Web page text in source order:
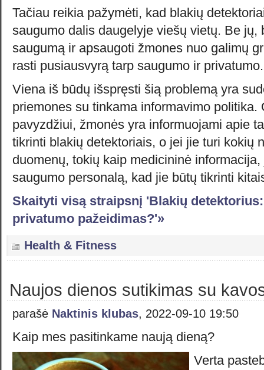
Tačiau reikia pažymėti, kad blakių
saugumo dalis daugelyje viešų vietų. Be jų,
saugumą ir apsaugoti žmones nuo galimų
rasti pusiausvyrą tarp saugumo ir privatumo.
Viena iš būdų išspręsti šią problemą yra
priemones su tinkama informavimo politika.
pavyzdžiui, žmonės yra informuojami apie
tikrinti blakių detektoriais, o jei jie turi kokių
duomenų, tokių kaip medicininė
saugumo personalą, kad jie būtų tikrinti
Skaityti visą straipsnį 'Blakių
privatumo pažeidimas?'»
Health & Fitness
Naujos dienos sutikimas su
parašė Naktinis klubas, 2022-09-10 19:50
Kaip mes pasitinkame naują dieną?
Verta